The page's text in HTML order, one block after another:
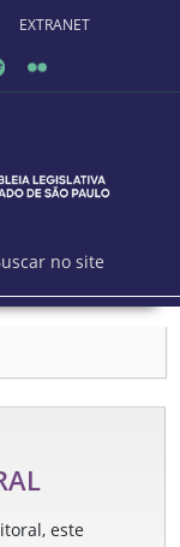
EXTRANET
no site
este